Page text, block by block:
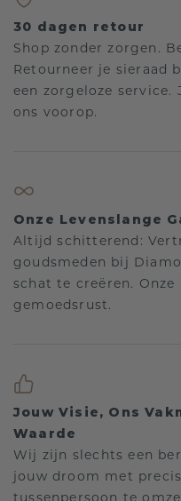
30 dagen retour
Shop zonder zorgen.
Retourneer je sieraad
een zorgeloze
ons voorop.
Onze Levenslange
Altijd schitterend:
goudsmeden bij
schat te creëren.
gemoedsrust.
Jouw Visie, Ons
Waarde
Wij zijn slechts een
jouw droom met
tussenpersoon te